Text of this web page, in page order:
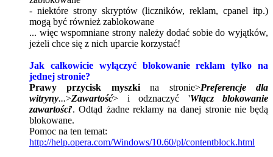
- niektóre strony skryptów (liczników, reklam, cpanel itp.)
mogą być również zablokowane
... więc wspomniane strony należy dodać sobie do wyjątków,
jeżeli chce się z nich uparcie korzystać!
Jak całkowicie wyłączyć blokowanie reklam tylko na
jednej stronie?
Prawy przycisk myszkina stronie>Preferencje dla
witryny...>Zawartość> i odznaczyć 'Włącz blokowanie
zawartości'. Odtąd żadne reklamy na danej stronie nie będą
blokowane.
Pomoc na ten temat:
http://help.opera.com/Windows/10.60/pl/contentblock.html